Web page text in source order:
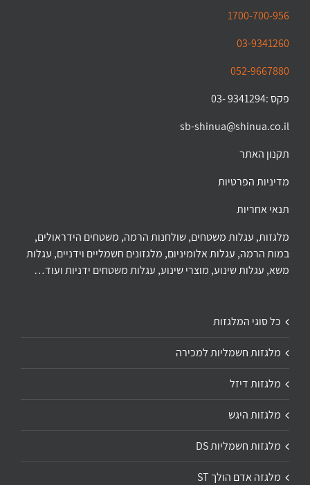
1700-700-956
03-9341260
052-9667880
פקס :9341294 -03
sb-shinua@shinua.co.il
תקנון האתר
מדיניות הפרטיות
תנאי אחריות
מלגזות, עגלות משטחים, שולחנות הרמה, משטחים הידראולים,
במות הרמה, עגלות אלומיניום, מלגזונים חשמליים וידניים, עגלות
משא, עגלות שינוע, מוצרי שינוע, עגלות משטחים ידניות ועוד…
כל סוגי המלגזות
מלגזות חשמליות למכירה
מלגזות דיזל
מלגזות היגש
מלגזות חשמליות DS
מלגזה אדם הולך ST